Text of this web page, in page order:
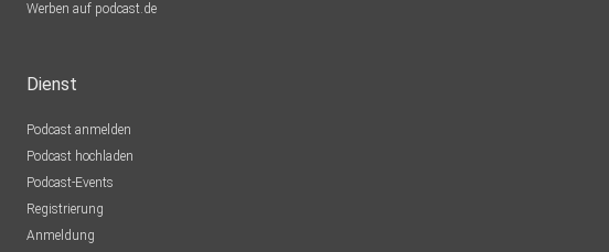
Werben auf podcast.de
Dienst
Podcast anmelden
Podcast hochladen
Podcast-Events
Registrierung
Anmeldung